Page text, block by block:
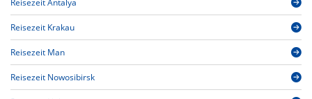
Reisezeit Antalya
Reisezeit Krakau
Reisezeit Man
Reisezeit Nowosibirsk